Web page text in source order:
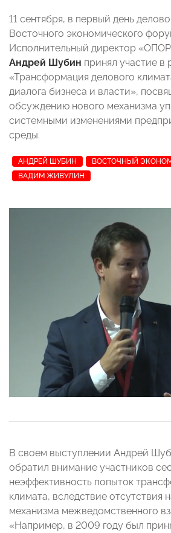
11 сентября, в первый день
Восточного экономического
Исполнительный директор
Андрей Шубин принял участие в
«Трансформация делового
диалога бизнеса и власти»,
обсуждению нового механизма
системными изменениями
среды.
АНДРЕЙ ШУБИН
ВОСТОЧНЫЙ
ВАДИМ ЖИВУЛИН
В своем выступлении Андрей
обратил внимание участников
неэффективность попыток
климата, вследствие отсутствия
механизма межведомственного
«Например, в 2009 году был